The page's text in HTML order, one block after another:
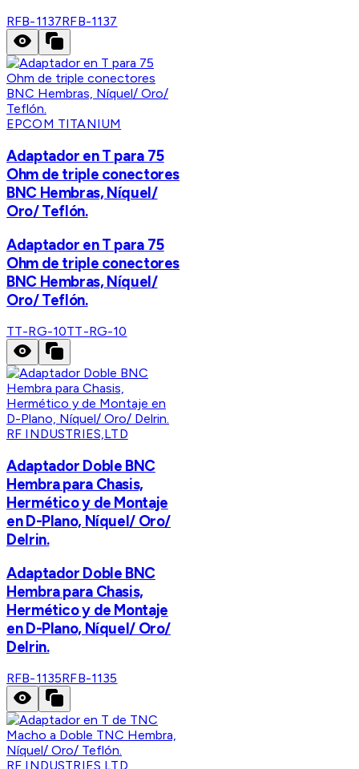
RFB-1137RFB-1137
EPCOM TITANIUM
Adaptador en T para 75
Ohm de triple conectores
BNC Hembras, Níquel/
Oro/ Teflón.
Adaptador en T para 75
Ohm de triple conectores
BNC Hembras, Níquel/
Oro/ Teflón.
TT-RG-10TT-RG-10
RF INDUSTRIES,LTD
Adaptador Doble BNC
Hembra para Chasis,
Hermético y de Montaje
en D-Plano, Níquel/ Oro/
Delrin.
Adaptador Doble BNC
Hembra para Chasis,
Hermético y de Montaje
en D-Plano, Níquel/ Oro/
Delrin.
RFB-1135RFB-1135
RF INDUSTRIES,LTD